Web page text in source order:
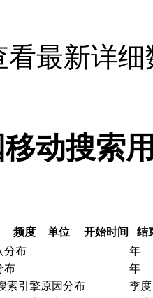
看最新详细
移动搜索
频度 单位 开始时间
结
分布
年
布
年
索引擎原因分布
季度